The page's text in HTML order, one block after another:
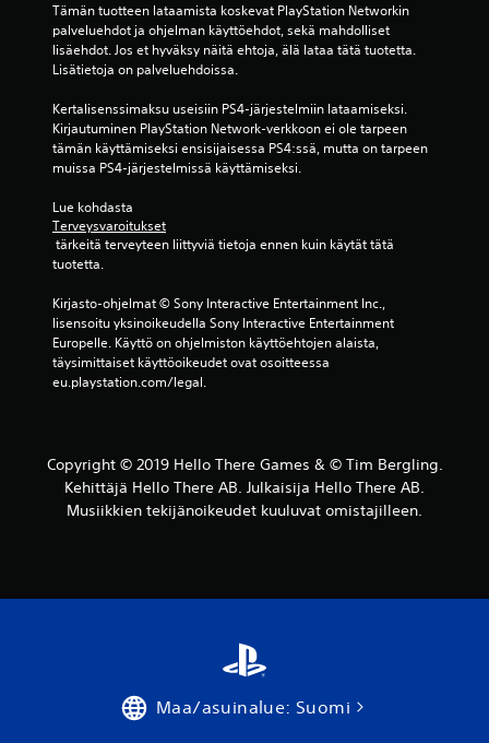
t
ä
(
2
e
l
Tämän tuotteen lataamista koskevat PlayStation Networkin
palveluehdot ja ohjelman käyttöehdot, sekä mahdolliset
lisäehdot. Jos et hyväksy näitä ehtoja, älä lataa tätä tuotetta.
Lisätietoja on palveluehdoissa.
Kertalisenssimaksu useisiin PS4-järjestelmiin lataamiseksi.
Kirjautuminen PlayStation Network-verkkoon ei ole tarpeen
tämän käyttämiseksi ensisijaisessa PS4:ssä, mutta on tarpeen
muissa PS4-järjestelmissä käyttämiseksi.
Lue kohdasta
Terveysvaroitukset
tuotetta.
Kirjasto-ohjelmat © Sony Interactive Entertainment Inc.,
lisensoitu yksinoikeudella Sony Interactive Entertainment
Europelle. Käyttö on ohjelmiston käyttöehtojen alaista,
täysimittaiset käyttöoikeudet ovat osoitteessa
eu.playstation.com/legal.
Copyright © 2019 Hello There Games & © Tim Bergling.
Kehittäjä Hello There AB. Julkaisija Hello There AB.
Musiikkien tekijänoikeudet kuuluvat omistajilleen.
Maa/asuinalue: Suomi